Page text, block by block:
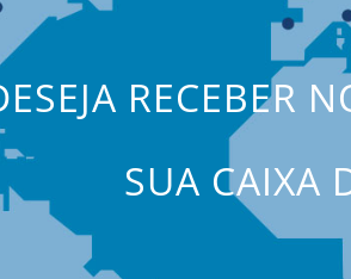
RECEBER
SUA CAIXA